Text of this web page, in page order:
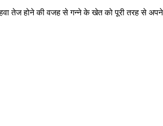
तेज होने की वजह से गन्ने के खेत को पूरी तरह से